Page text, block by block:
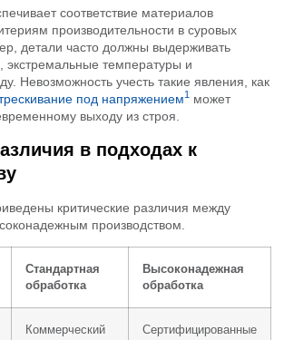
соответствие материалов
производительности в суровых
детали часто должны выдерживать
экстремальные температуры и
Невозможность учесть такие явления, как
под напряжением1
может
выходу из строя.
в подходах к
критические различия между
производством.
Стандартная
обработка
Высоконадежная
обработка
Коммерческий Сертифицированные